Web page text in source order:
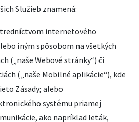
Služieb znamená:
internetového
iným spôsobom na všetkých
(„naše Webové stránky“) či
(„naše Mobilné aplikácie“), kde
Zásady; alebo
systému priamej
ako napríklad leták,